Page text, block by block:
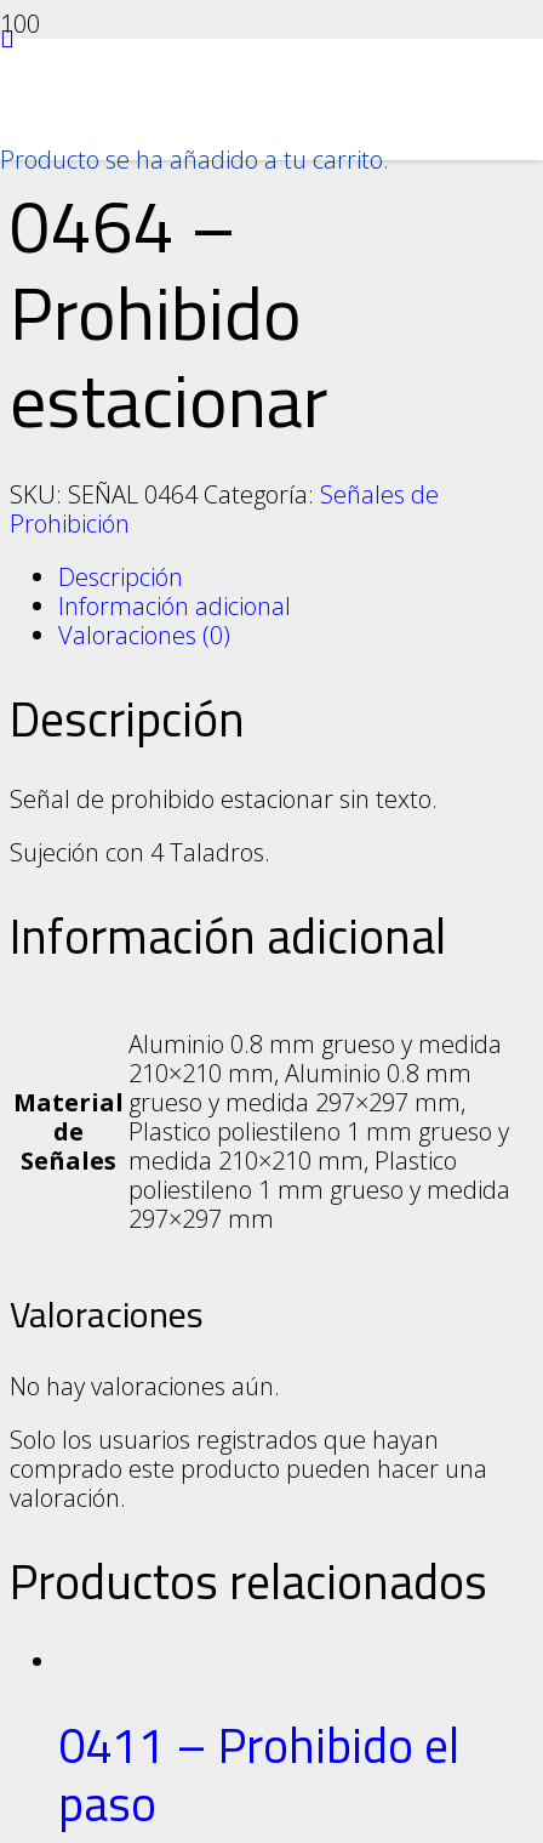
Productose ha añadido a tu carrito.
0464 –
Prohibido
estacionar
SKU: SEÑAL 0464 Categoría: Señales de
Prohibición
Descripción
Información adicional
Valoraciones (0)
Descripción
Señal de prohibido estacionar sin texto.
Sujeción con 4 Taladros.
Información adicional
Material
de
Señales
Aluminio 0.8 mm grueso y medida
210×210 mm, Aluminio 0.8 mm
grueso y medida 297×297 mm,
Plastico poliestileno 1 mm grueso y
medida 210×210 mm, Plastico
poliestileno 1 mm grueso y medida
297×297 mm
Valoraciones
No hay valoraciones aún.
Solo los usuarios registrados que hayan
comprado este producto pueden hacer una
valoración.
Productos relacionados
0411 – Prohibido el
paso